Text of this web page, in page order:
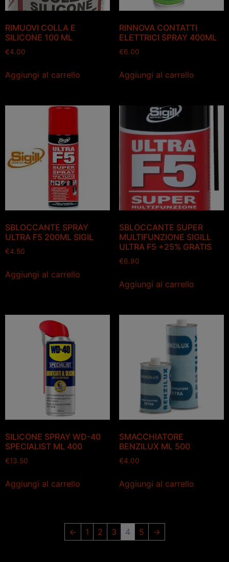
RIMUOVI COLLA E
SILICONE 100 ML
€4.00
Aggiungi al carrello
RINNOVA CONTATTI
ELETTRICI SPRAY 400ML
€6.00
Aggiungi al carrello
SBLOCCANTE SPRAY
ULTRA F5 200ML SIGIL
€4.50
Aggiungi al carrello
SBLOCCANTE SUPER
MULTIFUNZIONE SIGILL
ULTRA F5 +25% GRATIS
€6.90
Aggiungi al carrello
SILICONE SPRAY WD-40
SPECIALIST ML 400
€13.50
Aggiungi al carrello
SMACCHIATORE
BENZILUX ML 500
€4.00
Aggiungi al carrello
← 1 2 3 4 5 →